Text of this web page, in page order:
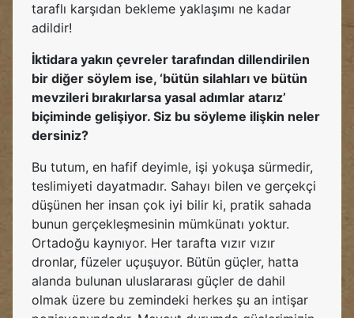
taraflı karşıdan bekleme yaklaşımı ne kadar
adildir!
İktidara yakın çevreler tarafından dillendirilen
bir diğer söylem ise, ‘bütün silahları ve bütün
mevzileri bırakırlarsa yasal adımlar atarız’
biçiminde gelişiyor. Siz bu söyleme ilişkin neler
dersiniz?
Bu tutum, en hafif deyimle, işi yokuşa sürmedir,
teslimiyeti dayatmadır. Sahayı bilen ve gerçekçi
düşünen her insan çok iyi bilir ki, pratik sahada
bunun gerçekleşmesinin mümkünatı yoktur.
Ortadoğu kaynıyor. Her tarafta vızır vızır
dronlar, füzeler uçuşuyor. Bütün güçler, hatta
alanda bulunan uluslararası güçler de dahil
olmak üzere bu zemindeki herkes şu an intişar